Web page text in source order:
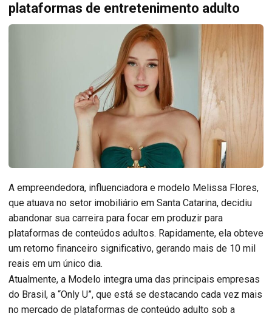
plataformas de entretenimento adulto
A empreendedora, influenciadora e modelo Melissa Flores,
que atuava no setor imobiliário em Santa Catarina, decidiu
abandonar sua carreira para focar em produzir para
plataformas de conteúdos adultos. Rapidamente, ela obteve
um retorno financeiro significativo, gerando mais de 10 mil
reais em um único dia.
Atualmente, a Modelo integra uma das principais empresas
do Brasil, a “Only U”, que está se destacando cada vez mais
no mercado de plataformas de conteúdo adulto sob a